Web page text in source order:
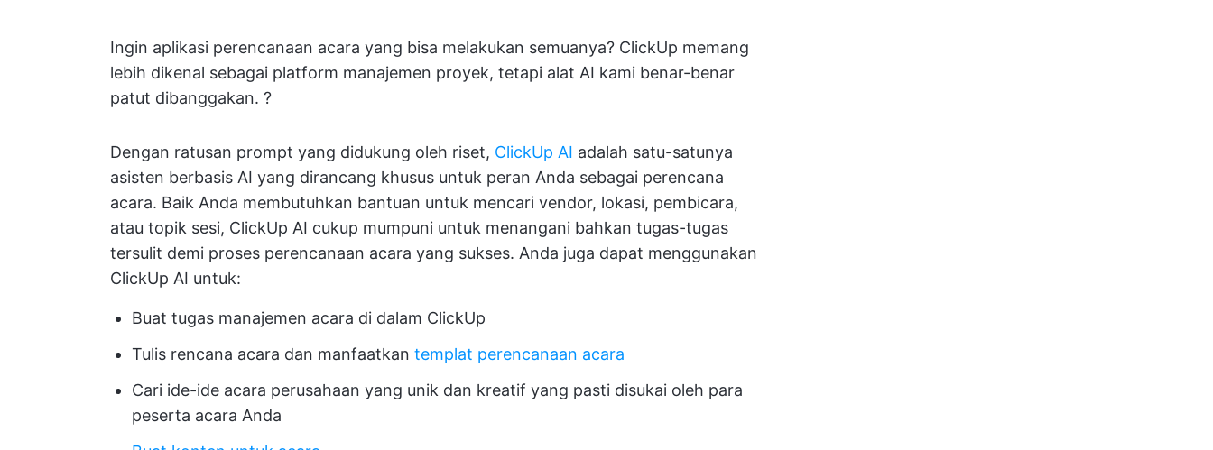
Ingin aplikasi perencanaan acara yang bisa melakukan semuanya? ClickUp memang
lebih dikenal sebagai platform manajemen proyek, tetapi alat AI kami benar-benar
patut dibanggakan. ?
Dengan ratusan prompt yang didukung oleh riset, ClickUp AI adalah satu-satunya
asisten berbasis AI yang dirancang khusus untuk peran Anda sebagai perencana
acara. Baik Anda membutuhkan bantuan untuk mencari vendor, lokasi, pembicara,
atau topik sesi, ClickUp AI cukup mumpuni untuk menangani bahkan tugas-tugas
tersulit demi proses perencanaan acara yang sukses. Anda juga dapat menggunakan
ClickUp AI untuk:
Buat tugas manajemen acara di dalam ClickUp
Tulis rencana acara dan manfaatkan templat perencanaan acara
Cari ide-ide acara perusahaan yang unik dan kreatif yang pasti disukai oleh para
peserta acara Anda